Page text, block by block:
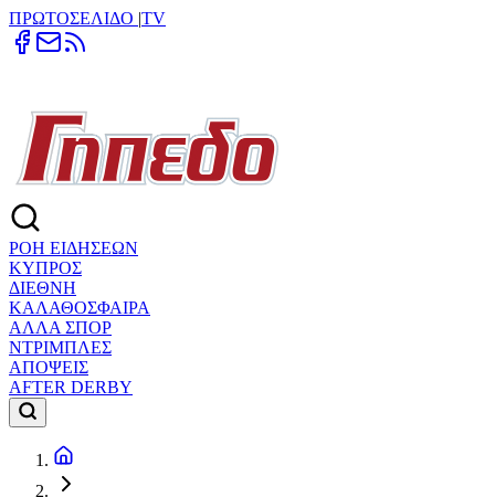
ΠΡΩΤΟΣΕΛΙΔΟ |TV
ΡΟΗ ΕΙΔΗΣΕΩΝ
ΚΥΠΡΟΣ
ΔΙΕΘΝΗ
ΚΑΛΑΘΟΣΦΑΙΡΑ
ΑΛΛΑ ΣΠΟΡ
ΝΤΡΙΜΠΛΕΣ
ΑΠΟΨΕΙΣ
AFTER DERBY